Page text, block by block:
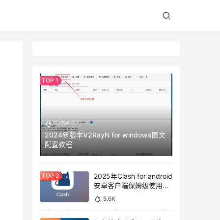
27.5K
2024新版本V2RayN for windows图文
配置教程
2025年Clash for android
安卓客户端保姆级使用教
程
5.6K